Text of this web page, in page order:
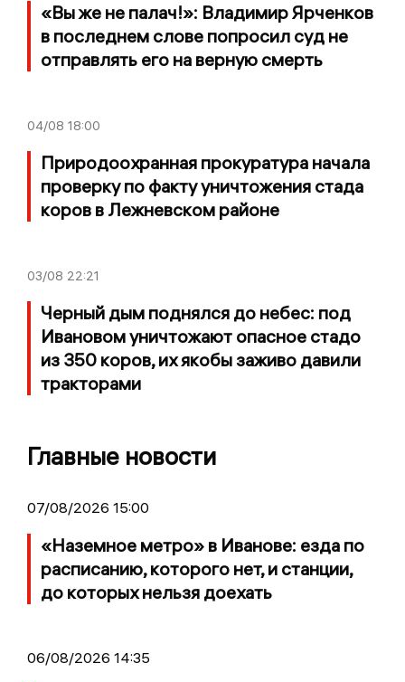
«Вы же не палач!»: Владимир Ярченков
в последнем слове попросил суд не
отправлять его на верную смерть
04/08 18:00
Природоохранная прокуратура начала
проверку по факту уничтожения стада
коров в Лежневском районе
03/08 22:21
Черный дым поднялся до небес: под
Ивановом уничтожают опасное стадо
из 350 коров, их якобы заживо давили
тракторами
Главные новости
07/08/2026 15:00
«Наземное метро» в Иванове: езда по
расписанию, которого нет, и станции,
до которых нельзя доехать
06/08/2026 14:35